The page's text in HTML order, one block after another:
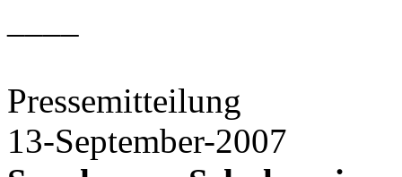
Pressemitteilung
13-September-2007